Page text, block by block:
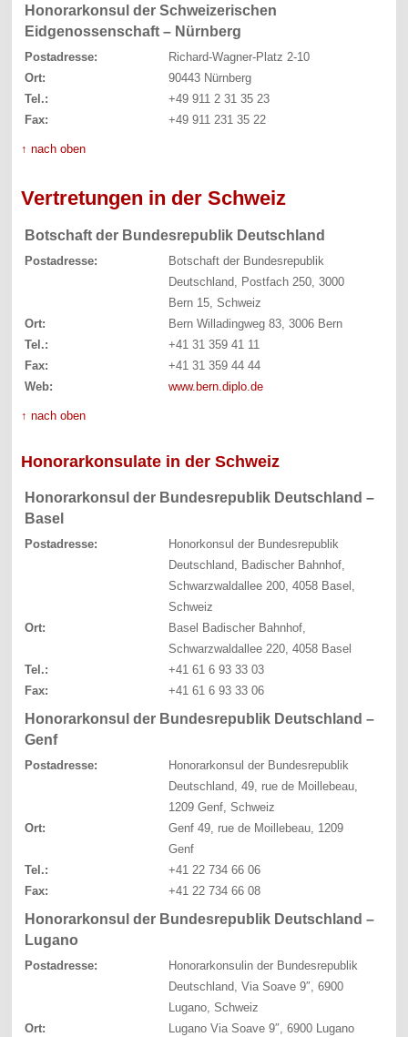
Honorarkonsul der Schweizerischen
Eidgenossenschaft – Nürnberg
Postadresse:
Richard-Wagner-Platz 2-10
Ort:
90443 Nürnberg
Tel.:
+49 911 2 31 35 23
Fax:
+49 911 231 35 22
↑ nach oben
Vertretungen in der Schweiz
Botschaft der Bundesrepublik Deutschland
Postadresse:
Botschaft der Bundesrepublik
Deutschland, Postfach 250, 3000
Bern 15, Schweiz
Ort:
Bern Willadingweg 83, 3006 Bern
Tel.:
+41 31 359 41 11
Fax:
+41 31 359 44 44
Web:
www.bern.diplo.de
↑ nach oben
Honorarkonsulate in der Schweiz
Honorarkonsul der Bundesrepublik Deutschland –
Basel
Postadresse:
Honorkonsul der Bundesrepublik
Deutschland, Badischer Bahnhof,
Schwarzwaldallee 200, 4058 Basel,
Schweiz
Ort:
Basel Badischer Bahnhof,
Schwarzwaldallee 220, 4058 Basel
Tel.:
+41 61 6 93 33 03
Fax:
+41 61 6 93 33 06
Honorarkonsul der Bundesrepublik Deutschland –
Genf
Postadresse:
Honorarkonsul der Bundesrepublik
Deutschland, 49, rue de Moillebeau,
1209 Genf, Schweiz
Ort:
Genf 49, rue de Moillebeau, 1209
Genf
Tel.:
+41 22 734 66 06
Fax:
+41 22 734 66 08
Honorarkonsul der Bundesrepublik Deutschland –
Lugano
Postadresse:
Honorarkonsulin der Bundesrepublik
Deutschland, Via Soave 9″, 6900
Lugano, Schweiz
Ort:
Lugano Via Soave 9″, 6900 Lugano